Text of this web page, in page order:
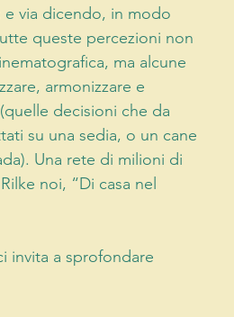
e via dicendo, in modo
queste percezioni non
ma alcune
armonizzare e
decisioni che da
su una sedia, o un cane
Una rete di milioni di
noi, “Di casa nel
invita a sprofondare